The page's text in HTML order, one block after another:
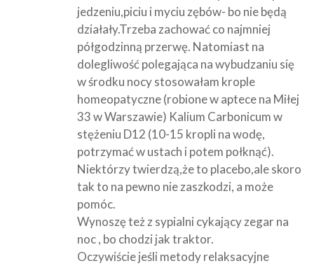
jedzeniu,piciu i myciu zębów- bo nie będą
działały.Trzeba zachować co najmniej
półgodzinną przerwę. Natomiast na
dolegliwość polegająca na wybudzaniu się
w środku nocy stosowałam krople
homeopatyczne (robione w aptece na Miłej
33 w Warszawie) Kalium Carbonicum w
stężeniu D12 (10-15 kropli na wodę,
potrzymać w ustach i potem połknąć).
Niektórzy twierdzą,że to placebo,ale skoro
tak to na pewno nie zaszkodzi, a może
pomóc.
Wynoszę też z sypialni cykający zegar na
noc , bo chodzi jak traktor.
Oczywiście jeśli metody relaksacyjne